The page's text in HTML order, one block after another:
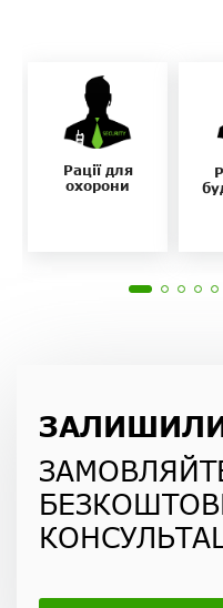
Рації для
охорони